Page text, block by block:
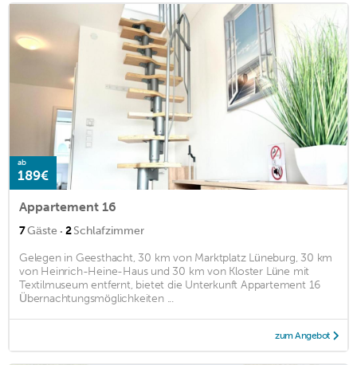
ab
189€
Appartement 16
7Gäste · 2Schlafzimmer
Gelegen in Geesthacht, 30 km von Marktplatz Lüneburg, 30 km
von Heinrich-Heine-Haus und 30 km von Kloster Lüne mit
Textilmuseum entfernt, bietet die Unterkunft Appartement 16
Übernachtungsmöglichkeiten ...
zum Angebot